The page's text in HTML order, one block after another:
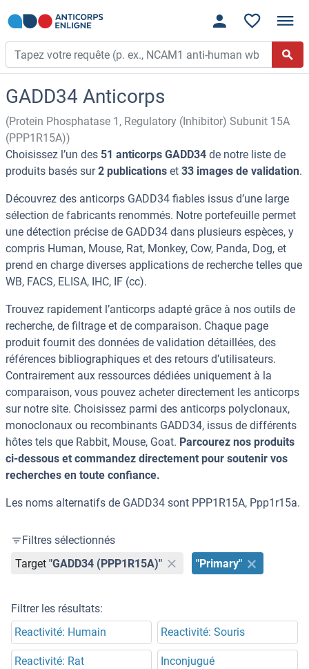
GADD34 Anticorps
(Protein Phosphatase 1, Regulatory (Inhibitor) Subunit 15A
(PPP1R15A))
Choisissez l’un des 51 anticorps GADD34 de notre liste de
produits basés sur2 publications et 33 images de validation.
Découvrez des anticorps GADD34 fiables issus d’une large
sélection de fabricants renommés. Notre portefeuille permet
une détection précise de GADD34 dans plusieurs espèces, y
compris Human, Mouse, Rat, Monkey, Cow, Panda, Dog, et
prend en charge diverses applications de recherche telles que
WB, FACS, ELISA, IHC, IF (cc).
Trouvez rapidement l’anticorps adapté grâce à nos outils de
recherche, de filtrage et de comparaison. Chaque page
produit fournit des données de validation détaillées, des
références bibliographiques et des retours d’utilisateurs.
Contrairement aux ressources dédiées uniquement à la
comparaison, vous pouvez acheter directement les anticorps
sur notre site. Choisissez parmi des anticorps polyclonaux,
monoclonaux ou recombinants GADD34, issus de différents
hôtes tels que Rabbit, Mouse, Goat. Parcourez nos produits
ci-dessous et commandez directement pour soutenir vos
recherches en toute confiance.
Les noms alternatifs de GADD34 sont PPP1R15A, Ppp1r15a.
Filtres sélectionnés
Target "GADD34 (PPP1R15A)" "Primary"
Filtrer les résultats:
Reactivité: Humain
Reactivité: Souris
Reactivité: Rat Inconjugué